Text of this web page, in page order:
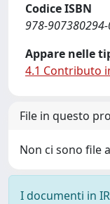
Codice ISBN
978-
Appare nelle
4.1 Contributo
File in questo
Non ci sono file
I documenti in